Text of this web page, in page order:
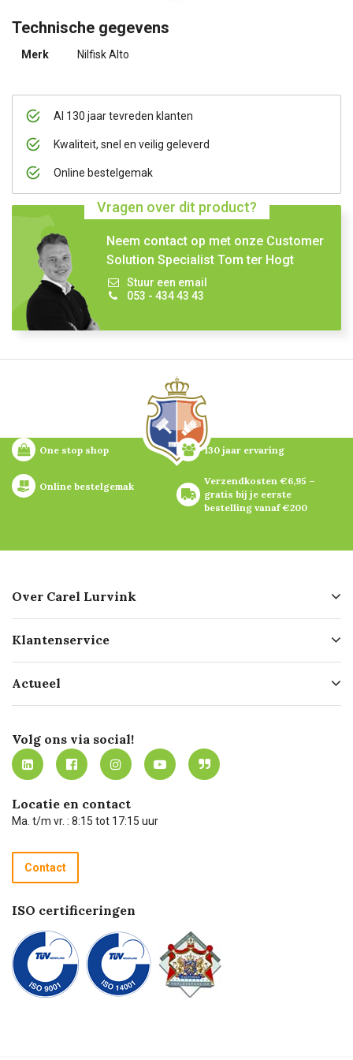
Al 130 jaar tevreden klanten
Kwaliteit, snel en veilig geleverd
Online bestelgemak
Vragen over dit product?
Neem contact op met onze Customer
Solution Specialist Tom ter Hogt
Stuur een email
053 - 434 43 43
Technische gegevens
Merk Nilfisk Alto
One stop shop 130 jaar ervaring
Online bestelgemak
Verzendkosten €6,95 –
gratis bij je eerste
bestelling vanaf €200
Over Carel Lurvink
Geschiedenis
Missie
Werken bij Carel Lurvink
MVO
Klantenservice
Bezorgen
Mijn Carel Lurvink
Mijn Carel Lurvink instructievideo's
Carel Lurvink App
Hulp op afstand
Technische dienst
Recycle programma
Betalen
Actueel
Innovation LAB
Tevreden klanten
Carel Lurvink Blog
Carel de podcast
Volg ons via social!
Locatie en contact
Ma. t/m vr. : 8:15 tot 17:15 uur
Contact
ISO certificeringen